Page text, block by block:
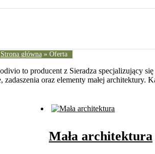
Strona główna» Oferta
to producent z Sieradza specjalizujący
oraz elementy małej
Mała architektura